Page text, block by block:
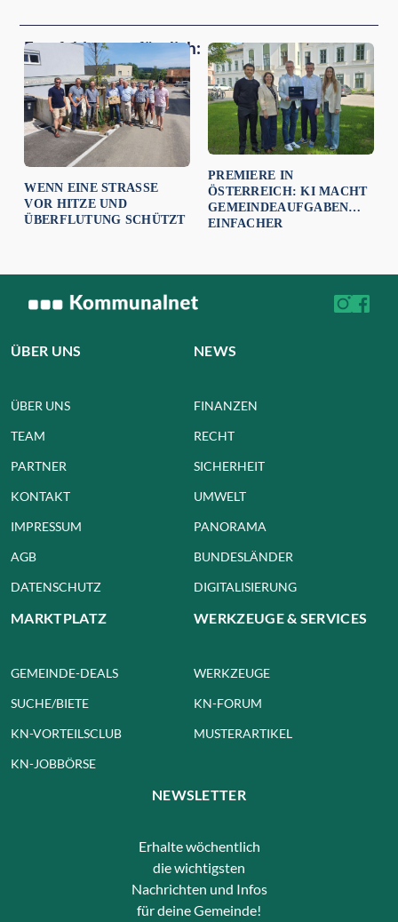
Empfehlungen für dich:
WENN EINE STRASSE V
OR HITZE UND Ü
BERFLUTUNG SCHÜTZT
PREMIERE IN
ÖSTERREICH: KI MACHT
GEMEINDEAUFGABEN
EINFACHER
ÜBER UNS
ÜBER UNS
TEAM
PARTNER
KONTAKT
IMPRESSUM
AGB
DATENSCHUTZ
NEWS
FINANZEN
RECHT
SICHERHEIT
UMWELT
PANORAMA
BUNDESLÄNDER
DIGITALISIERUNG
MARKTPLATZ
GEMEINDE-DEALS
SUCHE/BIETE
KN-VORTEILSCLUB
KN-JOBBÖRSE
WERKZEUGE & SERVICES
WERKZEUGE
KN-FORUM
MUSTERARTIKEL
NEWSLETTER
Erhalte wöchentlich
die wichtigsten
Nachrichten und Infos
für deine Gemeinde!